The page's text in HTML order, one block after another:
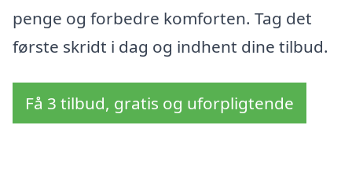
penge og forbedre komforten. Tag det
første skridt i dag og indhent dine tilbud.
Få 3 tilbud, gratis og uforpligtende